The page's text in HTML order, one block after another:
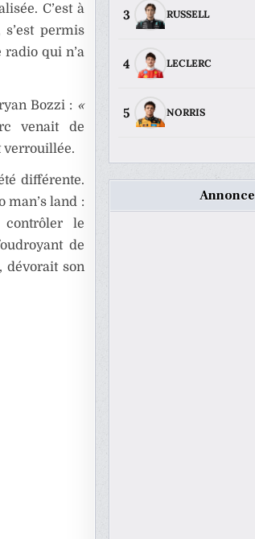
C’est à
permis
qui n’a
Bozzi : «
venait de
verrouillée.
différente.
man’s land :
le
de
dévorait son
3 RUSSELL
4 LECLERC
5 NORRIS
Annonce